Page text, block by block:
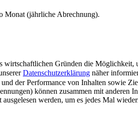
Monat (jährliche Abrechnung).
Gründen die
Datenschutzerklärung näher
der Performance von Inhalten sowie
können zusammen mit
werden, um es jedes Mal